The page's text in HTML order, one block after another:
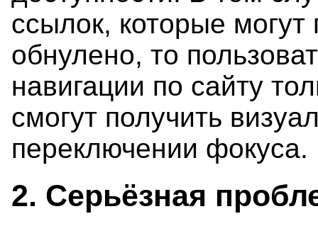
ссылок, которые
обнулено, то
навигации по сайту
смогут получить
переключении фокуса.
2. Серьёзная